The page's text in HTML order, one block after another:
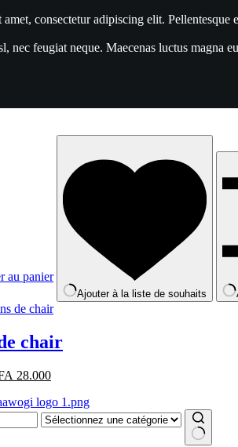
consectetur adipiscing elit.
nec feugiat neque. Maecenas luctus magna
au panier
Ajouter à la liste de souhaits
chair
:
32.000.
28.000Le
actuel
est :
CFA 28.000.